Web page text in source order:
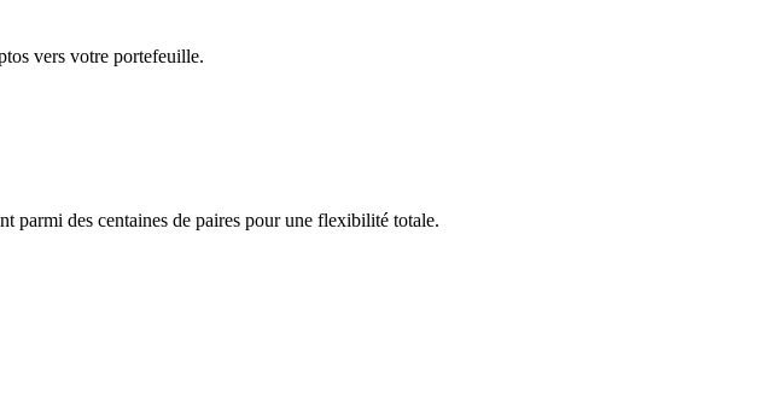
vers votre portefeuille.
parmi des centaines de paires pour une flexibilité totale.